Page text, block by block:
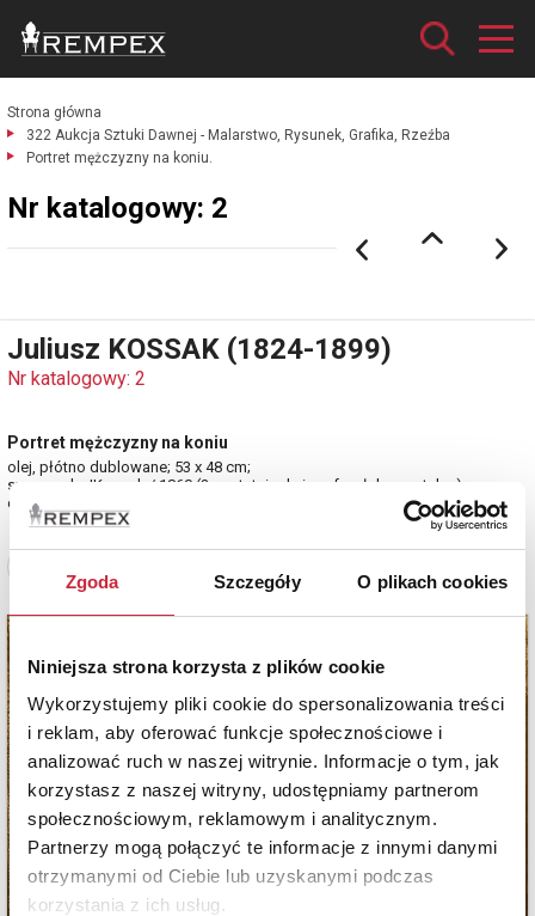
Zgoda Szczegóły O plikach cookies
Niniejsza strona korzysta z plików cookie
Wykorzystujemy pliki cookie do spersonalizowania treści
i reklam, aby oferować funkcje społecznościowe i
analizować ruch w naszej witrynie. Informacje o tym, jak
korzystasz z naszej witryny, udostępniamy partnerom
społecznościowym, reklamowym i analitycznym.
Partnerzy mogą połączyć te informacje z innymi danymi
otrzymanymi od Ciebie lub uzyskanymi podczas
korzystania z ich usług.
Strona główna
322 Aukcja Sztuki Dawnej - Malarstwo, Rysunek, Grafika, Rzeźba
Portret mężczyzny na koniu.
Nr katalogowy: 2
Juliusz KOSSAK (1824-1899)
Nr katalogowy: 2
Portret mężczyzny na koniu
olej, płótno dublowane; 53 x 48 cm;
sygn. p. d.: JKossak / 1860 (? - ostatnie dwie cyfry słabo czytelne)
estymacja: 320 000 - 380 000 zł